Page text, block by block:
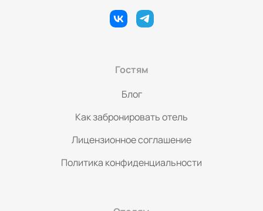
Гостям
Блог
Как забронировать отель
Лицензионное соглашение
Политика конфиденциальности